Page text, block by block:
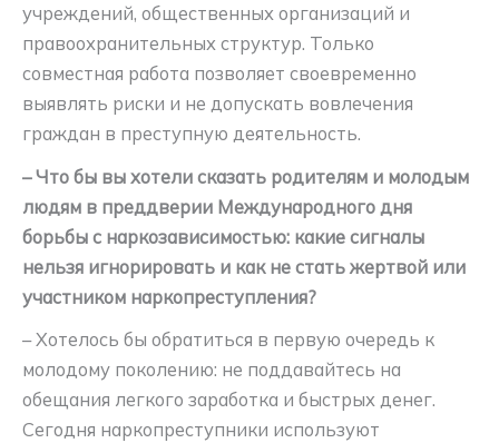
учреждений, общественных организаций и
правоохранительных структур. Только
совместная работа позволяет своевременно
выявлять риски и не допускать вовлечения
граждан в преступную деятельность.
– Что бы вы хотели сказать родителям и молодым
людям в преддверии Международного дня
борьбы с наркозависимостью: какие сигналы
нельзя игнорировать и как не стать жертвой или
участником наркопреступления?
– Хотелось бы обратиться в первую очередь к
молодому поколению: не поддавайтесь на
обещания легкого заработка и быстрых денег.
Сегодня наркопреступники используют